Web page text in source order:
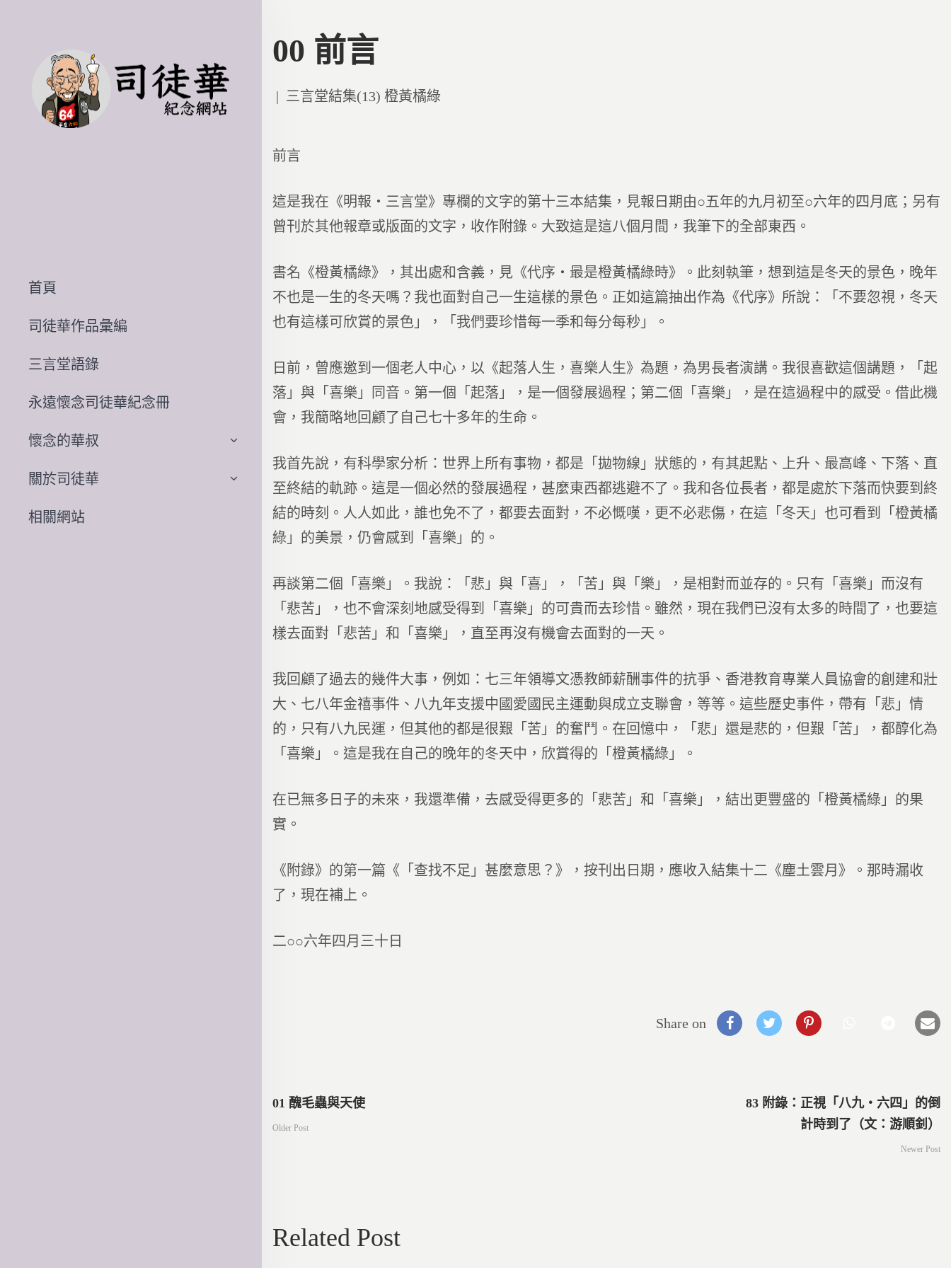
首頁
司徒華作品彙編
三言堂語錄
永遠懷念司徒華紀念冊
懷念的華叔
關於司徒華
相關網站
00 前言
Posted
三言堂結集(13) 橙黃橘綠
前言
這是我在《明報‧三言堂》專欄的文字的第十三本結集，見報日期由○五年的九月初至○六年的四月底；另有
曾刊於其他報章或版面的文字，收作附錄。大致這是這八個月間，我筆下的全部東西。
書名《橙黃橘綠》，其出處和含義，見《代序‧最是橙黃橘綠時》。此刻執筆，想到這是冬天的景色，晚年
不也是一生的冬天嗎？我也面對自己一生這樣的景色。正如這篇抽出作為《代序》所說：「不要忽視，冬天
也有這樣可欣賞的景色」，「我們要珍惜每一季和每分每秒」。
日前，曾應邀到一個老人中心，以《起落人生，喜樂人生》為題，為男長者演講。我很喜歡這個講題，「起
落」與「喜樂」同音。第一個「起落」，是一個發展過程；第二個「喜樂」，是在這過程中的感受。借此機
會，我簡略地回顧了自己七十多年的生命。
我首先說，有科學家分析：世界上所有事物，都是「拋物線」狀態的，有其起點、上升、最高峰、下落、直
至終結的軌跡。這是一個必然的發展過程，甚麼東西都逃避不了。我和各位長者，都是處於下落而快要到終
結的時刻。人人如此，誰也免不了，都要去面對，不必慨嘆，更不必悲傷，在這「冬天」也可看到「橙黃橘
綠」的美景，仍會感到「喜樂」的。
再談第二個「喜樂」。我說：「悲」與「喜」，「苦」與「樂」，是相對而並存的。只有「喜樂」而沒有
「悲苦」，也不會深刻地感受得到「喜樂」的可貴而去珍惜。雖然，現在我們已沒有太多的時間了，也要這
樣去面對「悲苦」和「喜樂」，直至再沒有機會去面對的一天。
我回顧了過去的幾件大事，例如：七三年領導文憑教師薪酬事件的抗爭、香港教育專業人員協會的創建和壯
大、七八年金禧事件、八九年支援中國愛國民主運動與成立支聯會，等等。這些歷史事件，帶有「悲」情
的，只有八九民運，但其他的都是很艱「苦」的奮鬥。在回憶中，「悲」還是悲的，但艱「苦」，都醇化為
「喜樂」。這是我在自己的晚年的冬天中，欣賞得的「橙黃橘綠」。
在已無多日子的未來，我還準備，去感受得更多的「悲苦」和「喜樂」，結出更豐盛的「橙黃橘綠」的果
實。
《附錄》的第一篇《「查找不足」甚麼意思？》，按刊出日期，應收入結集十二《塵土雲月》。那時漏收
了，現在補上。
二○○六年四月三十日
Share on
文
覽
01 醜毛蟲與天使
Older Post
83 附錄：正視「八九‧六四」的倒
計時到了（文：游順釗）
Newer Post
Related Post